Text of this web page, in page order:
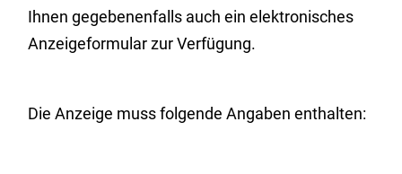
Ihnen gegebenenfalls auch ein elektronisches
Anzeigeformular zur Verfügung.
Die Anzeige muss folgende Angaben enthalten: